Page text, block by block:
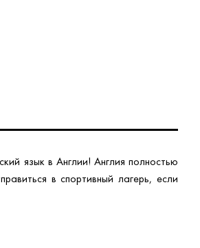
язык в Англии! Англия полностью
в спортивный лагерь, если